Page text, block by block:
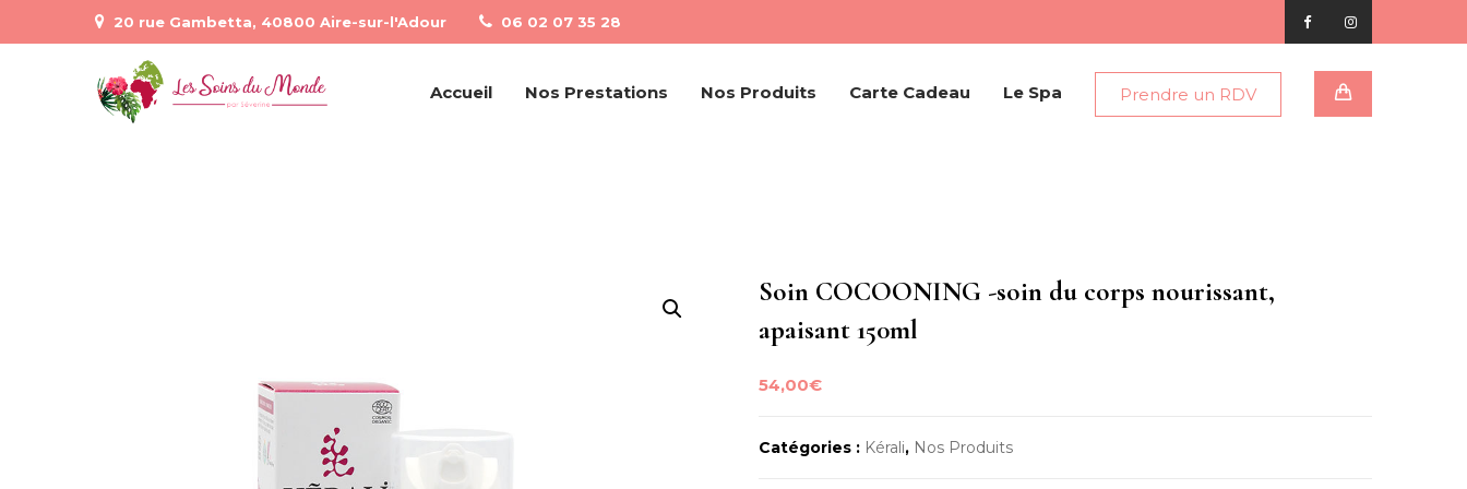
20 rue Gambetta, 40800 Aire-sur-l'Adour 06 02 07 35 28
Accueil Nos Prestations Nos Produits Carte Cadeau Le Spa Prendre un RDV
Soin COCOONING -soin du corps nourissant,
apaisant 150ml
54,00€
Catégories : Kérali, Nos Produits